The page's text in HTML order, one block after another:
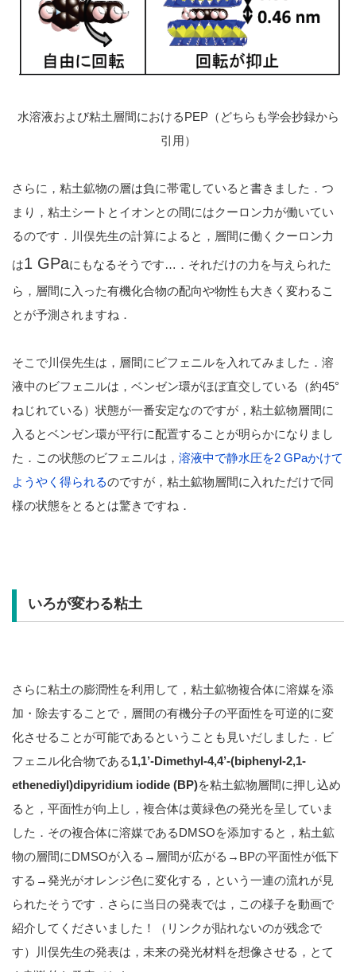
水溶液および粘土層間におけるPEP（どちらも学会抄録から
引用）
さらに，粘土鉱物の層は負に帯電していると書きました．つ
まり，粘土シートとイオンとの間にはクーロン力が働いてい
るのです．川俣先生の計算によると，層間に働くクーロン力
は1 GPaにもなるそうです…．それだけの力を与えられた
ら，層間に入った有機化合物の配向や物性も大きく変わるこ
とが予測されますね．
そこで川俣先生は，層間にビフェニルを入れてみました．溶
液中のビフェニルは，ベンゼン環がほぼ直交している（約45°
ねじれている）状態が一番安定なのですが，粘土鉱物層間に
入るとベンゼン環が平行に配置することが明らかになりまし
た．この状態のビフェニルは， 溶液中で静水圧を2 GPaかけて
ようやく得られるのですが，粘土鉱物層間に入れただけで同
様の状態をとるとは驚きですね．
いろが変わる粘土
さらに粘土の膨潤性を利用して，粘土鉱物複合体に溶媒を添
加・除去することで，層間の有機分子の平面性を可逆的に変
化させることが可能であるということも見いだしました．ビ
フェニル化合物である1,1’-Dimethyl-4,4’-(biphenyl-2,1-
ethenediyl)dipyridium iodide (BP)を粘土鉱物層間に押し込め
ると，平面性が向上し，複合体は黄緑色の発光を呈していま
した．その複合体に溶媒であるDMSOを添加すると，粘土鉱
物の層間にDMSOが入る→層間が広がる→BPの平面性が低下
する→発光がオレンジ色に変化する，という一連の流れが見
られたそうです．さらに当日の発表では，この様子を動画で
紹介してくださいました！（リンクが貼れないのが残念で
す）川俣先生の発表は，未来の発光材料を想像させる，とて